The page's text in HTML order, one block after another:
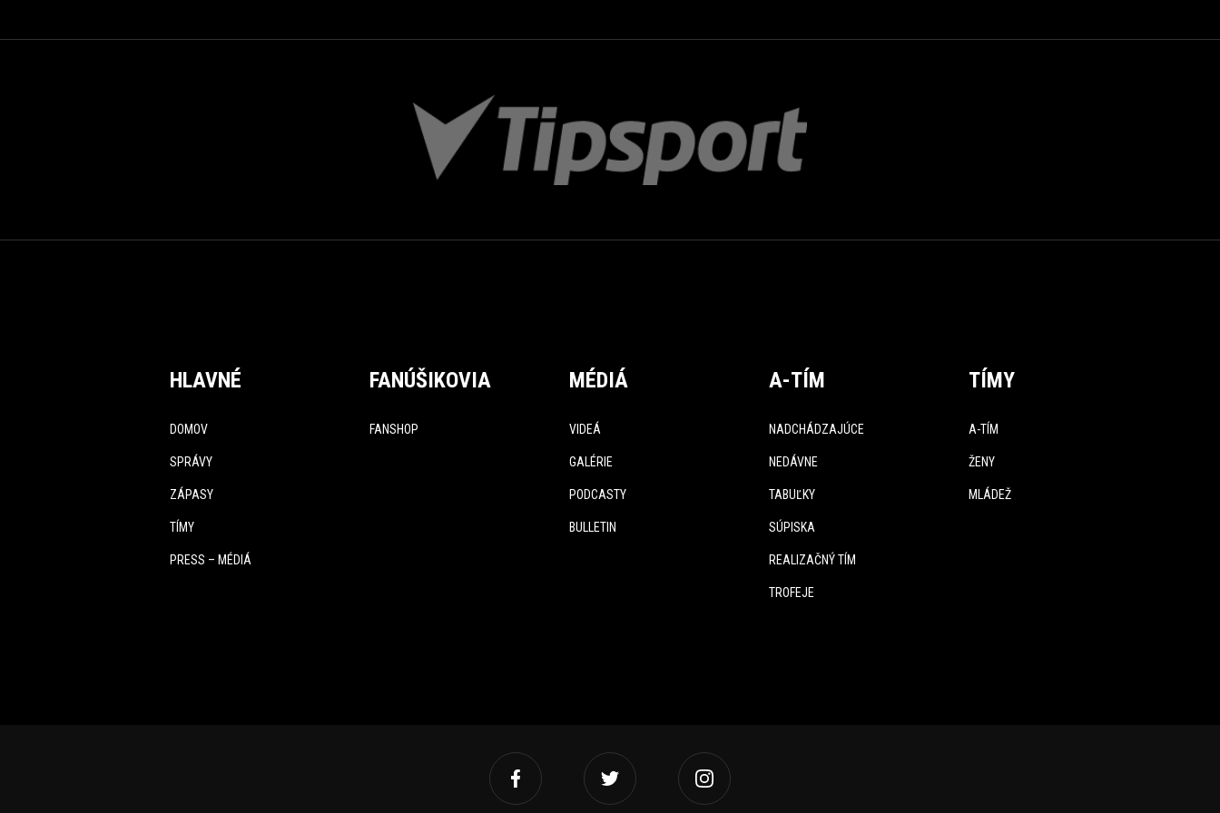
HLAVNÉ
DOMOV
SPRÁVY
ZÁPASY
TÍMY
PRESS – MÉDIÁ
FANÚŠIKOVIA
FANSHOP
MÉDIÁ
VIDEÁ
GALÉRIE
PODCASTY
BULLETIN
A-TÍM
NADCHÁDZAJÚCE
NEDÁVNE
TABUĽKY
SÚPISKA
REALIZAČNÝ TÍM
TROFEJE
TÍMY
A-TÍM
ŽENY
MLÁDEŽ